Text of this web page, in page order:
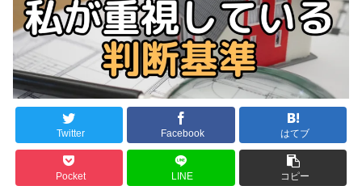
Twitter Facebook はてブ
Pocket LINE コピー